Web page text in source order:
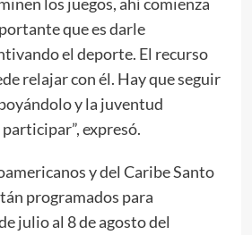
que es darle
el deporte. El recurso
relajar con él. Hay que seguir
y la juventud
expresó.
y del Caribe Santo
programados para
julio al 8 de agosto del